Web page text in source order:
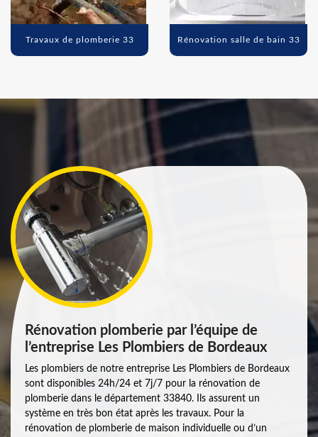
Travaux de plomberie 33 Rénovation salle de bain 33
Rénovation plomberie par l’équipe de
l’entreprise Les Plombiers de Bordeaux
Les plombiers de notre entreprise Les Plombiers de Bordeaux
sont disponibles 24h/24 et 7j/7 pour la rénovation de
plomberie dans le département 33840. Ils assurent un
système en très bon état après les travaux. Pour la
rénovation de plomberie de maison individuelle ou d’un